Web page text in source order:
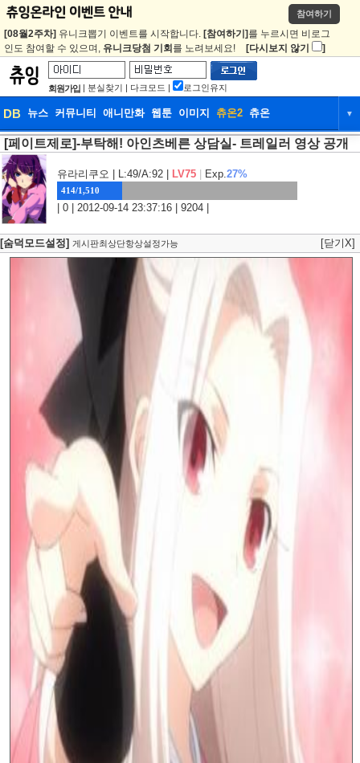
참여하기
[08월2주차] 유니크뽑기 이벤트를 시작합니다. [참여하기] 를 누르시면 비로그
인도 참여할 수 있으며, 유니크당첨 기회 를 노려보세요! [다시보지 않기 ]
회원가입 | 분실찾기 | 다크모드 | 로그인유지
DB 뉴스 커뮤니티 애니만화 웹툰 이미지 츄온2 츄온 ▼
DB 뉴스 커뮤니티 애니만화
웹툰 이미지 츄온2
[페이트제로]-부탁해! 아인츠베른 상담실- 트레일러 영상 공개
유라리쿠오 | L:49/A:92 | LV75 Exp.27%
414/1,510
| 0 | 2012-09-14 23:37:16 | 9204 |
[숨덕모드설정] 게시판최상단항상설정가능 [닫기X]